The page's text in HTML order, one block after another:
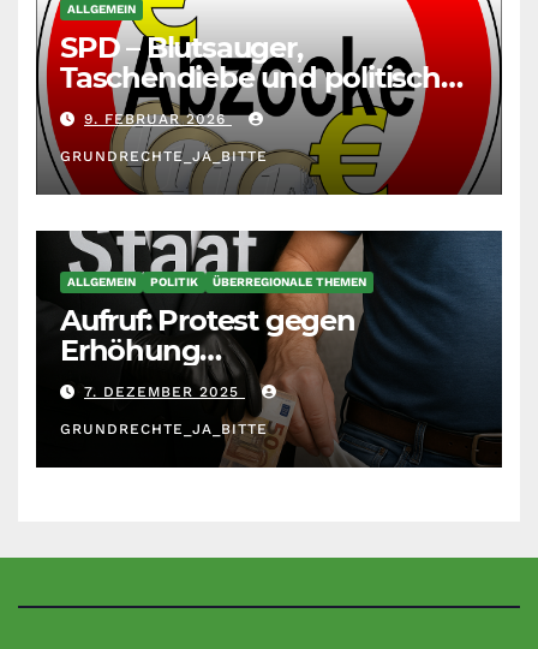
ALLGEMEIN
SPD – Blutsauger,
Taschendiebe und politisch
unberechenbar
9. FEBRUAR 2026
GRUNDRECHTE_JA_BITTE
ALLGEMEIN POLITIK ÜBERREGIONALE THEMEN
Aufruf: Protest gegen
Erhöhung
Krankenkassenbeiträge
7. DEZEMBER 2025
GRUNDRECHTE_JA_BITTE